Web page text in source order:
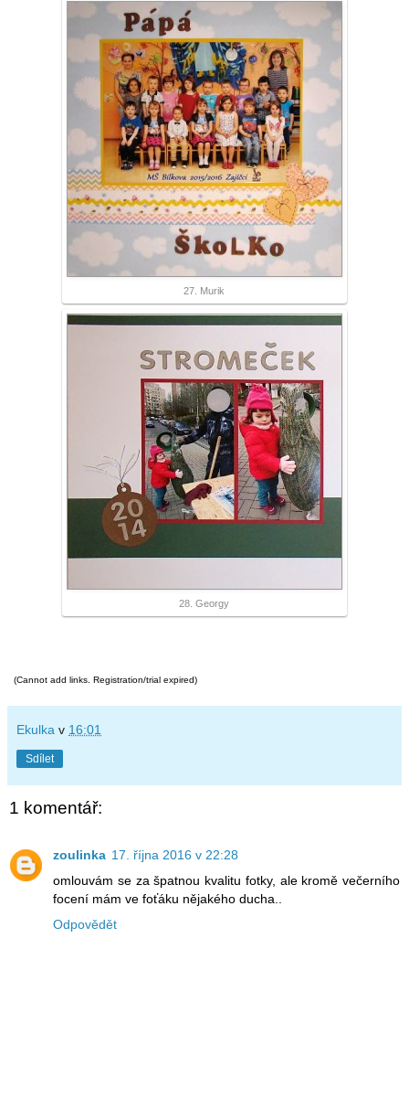
27. Murik
28. Georgy
(Cannot add links. Registration/trial expired)
Ekulka v 16:01
Sdílet
1 komentář:
zoulinka 17. října 2016 v 22:28
omlouvám se za špatnou kvalitu fotky, ale kromě večerního
focení mám ve foťáku nějakého ducha..
Odpovědět